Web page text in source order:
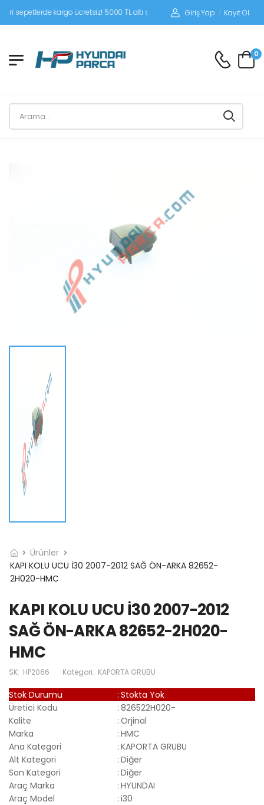
kargo ücretsiz! 5000 TL altı siparişlerinizde siparişleriniz alıcı
Giriş Yap / Kayıt Ol
0
Ürünler
KAPI KOLU UCU İ30 2007-2012 SAĞ ÖN-ARKA 82652-
2H020-HMC
KAPI KOLU UCU İ30 2007-2012
SAĞ ÖN-ARKA 82652-2H020-
HMC
SK: HP2066 Kategori: KAPORTA GRUBU
Stok Durumu : Stokta Yok
Üretici Kodu
: 826522H020-
Kalite
: Orjinal
Marka
: HMC
Ana Kategori
: KAPORTA GRUBU
Alt Kategori
: Diğer
Son Kategori
: Diğer
Araç Marka
: HYUNDAI
Araç Model
: i30